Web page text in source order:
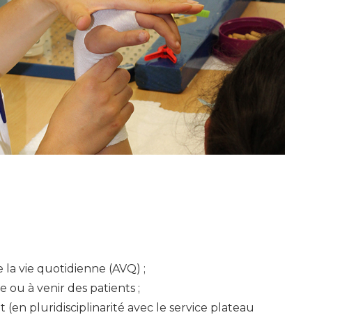
vie quotidienne (AVQ) ;
ou à venir des patients ;
(en pluridisciplinarité avec le service plateau